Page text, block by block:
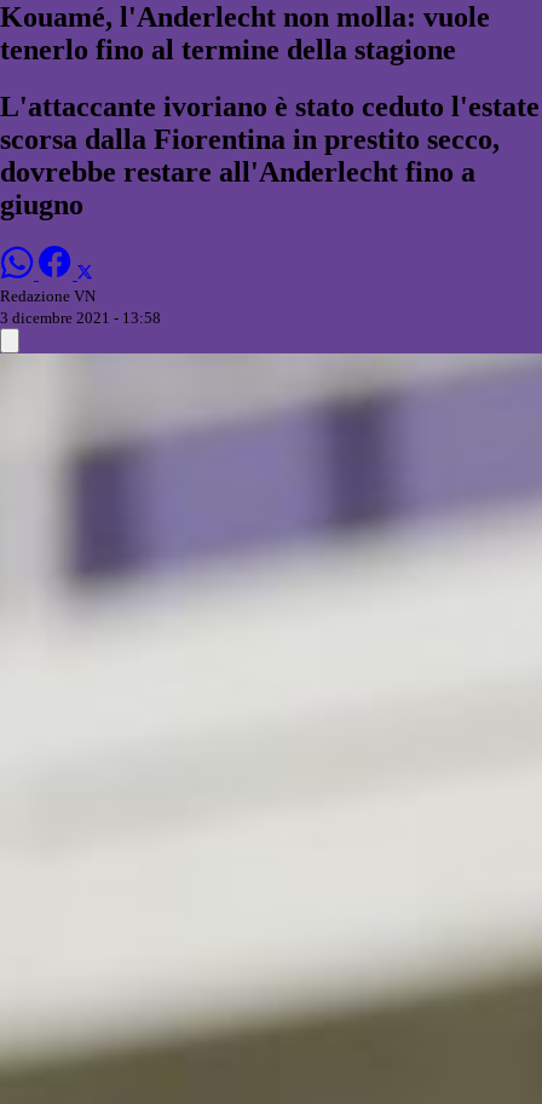
Kouamé, l'Anderlecht non molla: vuole
tenerlo fino al termine della stagione
L'attaccante ivoriano è stato ceduto l'estate
scorsa dalla Fiorentina in prestito secco,
dovrebbe restare all'Anderlecht fino a
giugno
Redazione VN
3 dicembre 2021 - 13:58